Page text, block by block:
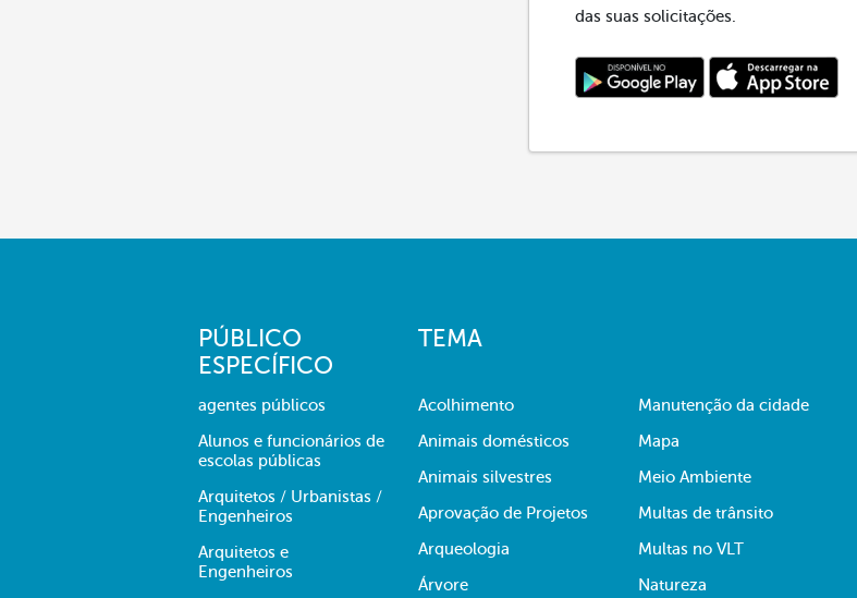
das suas solicitações.
PÚBLICO
ESPECÍFICO
agentes públicos
Alunos e funcionários de
escolas públicas
Arquitetos / Urbanistas /
Engenheiros
Arquitetos e
Engenheiros
TEMA
Acolhimento
Animais domésticos
Animais silvestres
Aprovação de Projetos
Arqueologia
Árvore
Manutenção da cidade
Mapa
Meio Ambiente
Multas de trânsito
Multas no VLT
Natureza